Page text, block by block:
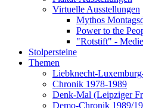
Virtuelle Ausstellungen
Mythos
Power to the
"Rotstift" -
Stolpersteine
Themen
Liebknecht-
Chronik 1978-1989
Denk-Mal (Leipziger
Demo-Chronik 1989/